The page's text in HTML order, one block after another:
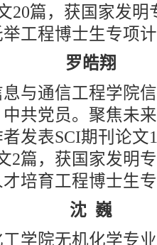
20篇，获国家发明
工程博士生专项
罗皓翔
通信工程学院信
共党员。聚焦未
发表SCI期刊论文
2篇，获国家发明
培育工程博士生
沈 巍
院无机化学专业